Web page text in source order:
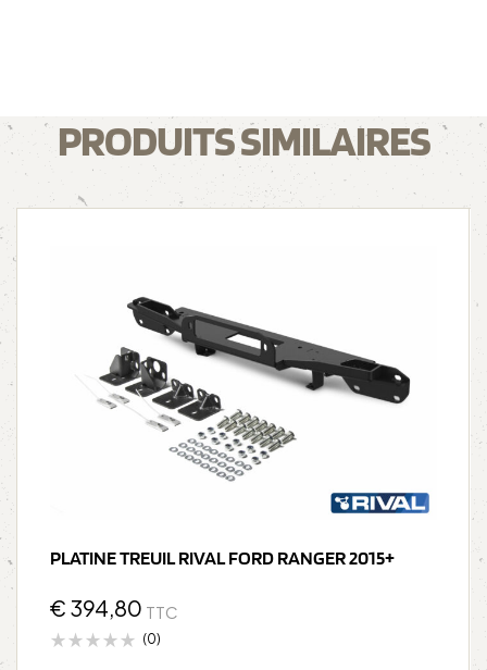
PRODUITS SIMILAIRES
PLATINE TREUIL RIVAL FORD RANGER 2015+
€ 394,80 TTC
(0)